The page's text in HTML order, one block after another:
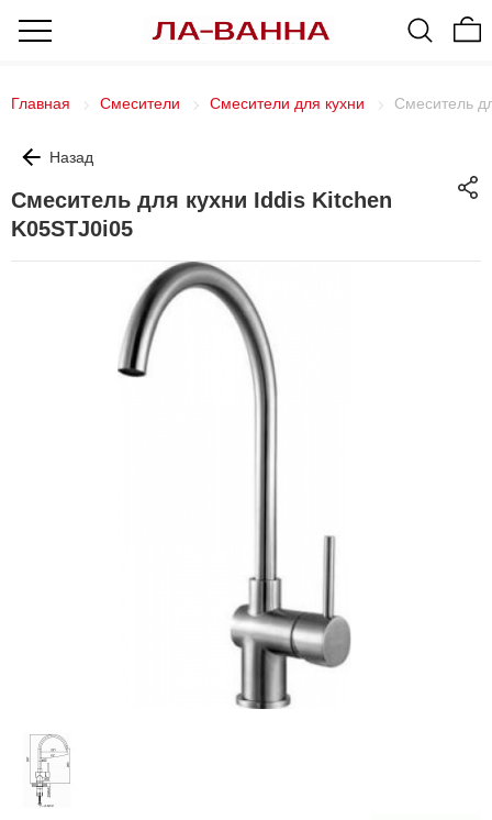
Главная Смесители Смесители для кухни Смеситель
Назад
Смеситель для кухни Iddis Kitchen
K05STJ0i05